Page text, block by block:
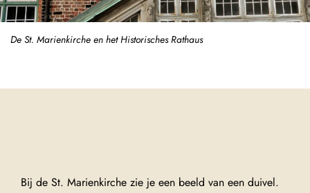
De St. Marienkirche en het Historisches Rathaus
Bij de St. Marienkirche zie je een beeld van een duivel.